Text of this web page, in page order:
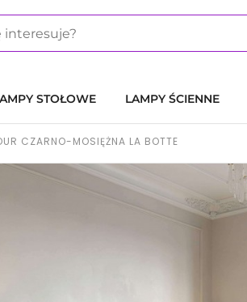
STOŁOWE LAMPY ŚCIENNE
CZARNO-MOSIĘŻNA LA BOTTE